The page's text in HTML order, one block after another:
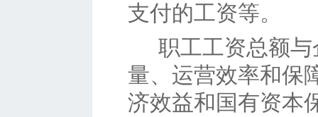
支付的工资等。
职工工资总额
量、运营效率和保
济效益和国有资本